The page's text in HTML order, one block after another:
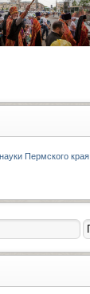
Пермского края